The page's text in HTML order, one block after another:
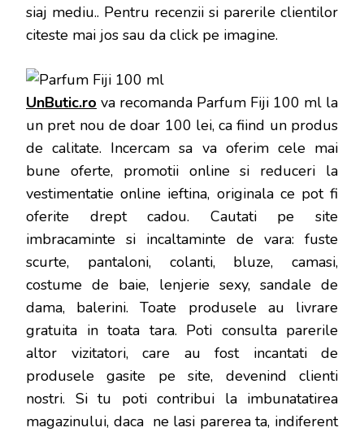
siaj mediu.. Pentru recenzii si parerile clientilor
citeste mai jos sau da click pe imagine.
UnButic.ro va recomanda Parfum Fiji 100 ml la
un pret nou de doar 100 lei, ca fiind un produs
de calitate. Incercam sa va oferim cele mai
bune oferte, promotii online si reduceri la
vestimentatie online ieftina, originala ce pot fi
oferite drept cadou. Cautati pe site
imbracaminte si incaltaminte de vara: fuste
scurte, pantaloni, colanti, bluze, camasi,
costume de baie, lenjerie sexy, sandale de
dama, balerini. Toate produsele au livrare
gratuita in toata tara. Poti consulta parerile
altor vizitatori, care au fost incantati de
produsele gasite pe site, devenind clienti
nostri. Si tu poti contribui la imbunatatirea
magazinului, daca ne lasi parerea ta, indiferent